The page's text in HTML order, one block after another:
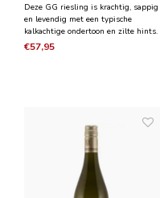
Deze GG riesling is krachtig, sappig
en levendig met een typische
kalkachtige ondertoon en zilte hints.
Het heeft een spannende fijne
mineraliteit die wordt gecombineerd
€57,95